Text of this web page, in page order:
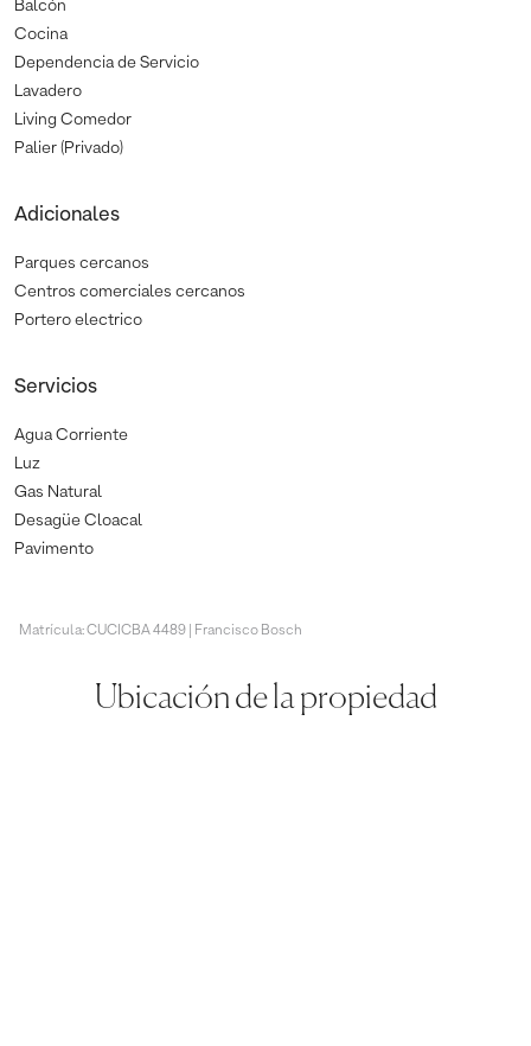
Balcón
Cocina
Dependencia de Servicio
Lavadero
Living Comedor
Palier (Privado)
Adicionales
Parques cercanos
Centros comerciales cercanos
Portero electrico
Servicios
Agua Corriente
Luz
Gas Natural
Desagüe Cloacal
Pavimento
Matrícula: CUCICBA 4489 | Francisco Bosch
Ubicación de la propiedad